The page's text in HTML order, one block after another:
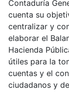
Contaduría
cuenta su
centralizar y
elaborar el
Hacienda
útiles para la
cuentas y el
ciudadanos y